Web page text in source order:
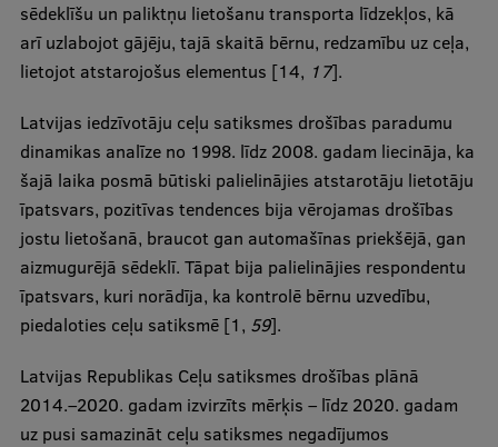
Zinātniskie institūti un laboratorijas
Pētniecības datu pārvaldība
RSU zinātnes portāls
Zinātnes ietekme
Pētniecības platformas
Doktorantūras skola
Pētniecības pakalpojumi
Pētniecības projekti
Zinātnieku brokastis
Vertikāli integrētie projekti
sēdeklīšu un paliktņu lietošanu transporta līdzekļos, kā
arī uzlabojot gājēju, tajā skaitā bērnu, redzamību uz ceļa,
lietojot atstarojošus elementus [14, 17].
Latvijas iedzīvotāju ceļu satiksmes drošības paradumu
dinamikas analīze no 1998. līdz 2008. gadam liecināja, ka
šajā laika posmā būtiski palielinājies atstarotāju lietotāju
īpatsvars, pozitīvas tendences bija vērojamas drošības
jostu lietošanā, braucot gan automašīnas priekšējā, gan
aizmugurējā sēdeklī. Tāpat bija palielinājies respondentu
īpatsvars, kuri norādīja, ka kontrolē bērnu uzvedību,
piedaloties ceļu satiksmē [1, 59].
Latvijas Republikas Ceļu satiksmes drošības plānā
2014.–2020. gadam izvirzīts mērķis – līdz 2020. gadam
uz pusi samazināt ceļu satiksmes negadījumos